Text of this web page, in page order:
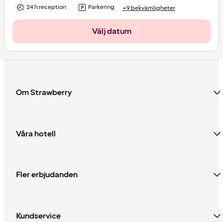
24 h reception Parkering +9 bekvämligheter
Välj datum
Om Strawberry
Våra hotell
Fler erbjudanden
Kundservice